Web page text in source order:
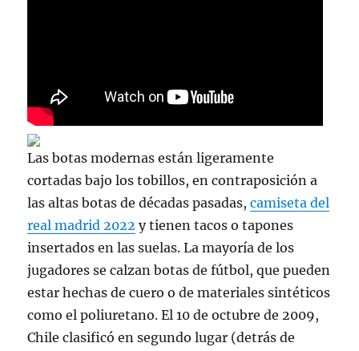
Las botas modernas están ligeramente
cortadas bajo los tobillos, en contraposición a
las altas botas de décadas pasadas,camiseta del
real madrid 2022 y tienen tacos o tapones
insertados en las suelas. La mayoría de los
jugadores se calzan botas de fútbol, que pueden
estar hechas de cuero o de materiales sintéticos
como el poliuretano. El 10 de octubre de 2009,
Chile clasificó en segundo lugar (detrás de